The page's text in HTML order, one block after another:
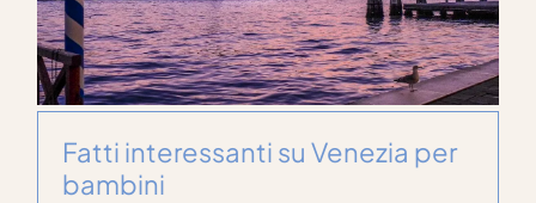
Fatti interessanti su Venezia per
bambini